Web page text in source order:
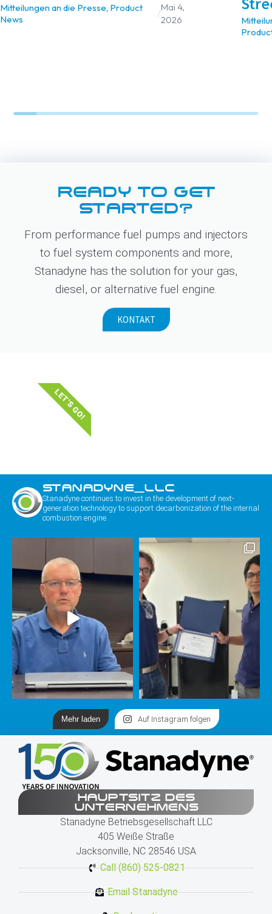
Mitteilungen an die Presse, Product
News
/
Mai 4,
2026
READY TO GET
STARTED?
From performance fuel pumps and injectors
to fuel system components and more,
Stanadyne has the solution for your gas,
diesel, or alternative fuel engine.
KONTAKT
LET'S GO!
STANADYNE_LLC
Stanadyne continues to invest in the development of next-
generation technology to support decarbonization of the internal
combustion engine.
Mehr laden Auf Instagram folgen
HAUPTSITZ DES
UNTERNEHMENS
Stanadyne Betriebsgesellschaft LLC
405 Weiße Straße
Jacksonville, NC 28546 USA
Call (860) 525-0821
Email Stanadyne